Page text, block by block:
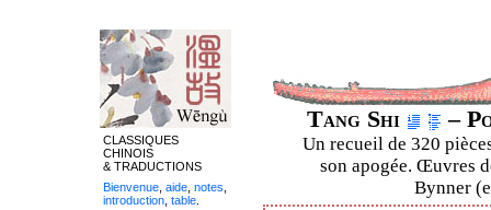
Tang Shi –
Un recueil de 320
son apogée. Œuvres
Bynner
CLASSIQUES
CHINOIS
& TRADUCTIONS
Bienvenue aide notes
introduction table